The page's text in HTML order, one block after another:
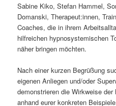
Sabine Kiko, Stefan Hammel,
Domanski, Therapeut:innen,
Coaches, die in ihrem
hilfreichen hypnosystemischen
näher bringen möchten.
Nach einer kurzen Begrüßung
eigenen Anliegen und/oder
demonstrieren die Wirkweise
anhand eurer konkreten